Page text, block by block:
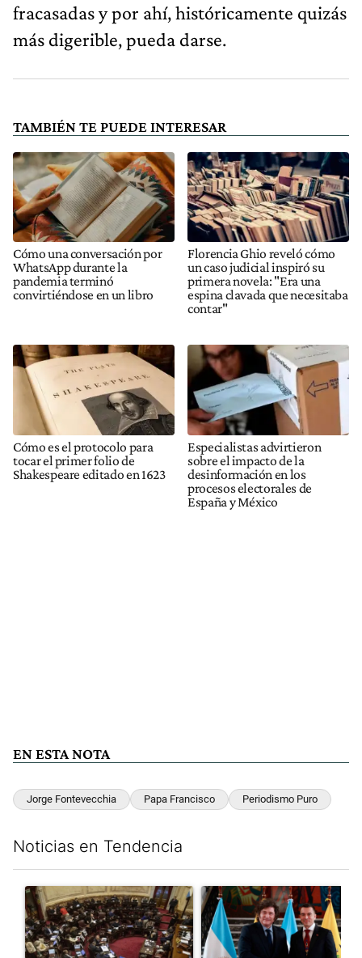
fracasadas y por ahí, históricamente quizás
más digerible, pueda darse.
TAMBIÉN TE PUEDE INTERESAR
Cómo una conversación por
WhatsApp durante la
pandemia terminó
convirtiéndose en un libro
Florencia Ghio reveló cómo
un caso judicial inspiró su
primera novela: "Era una
espina clavada que necesitaba
contar"
Cómo es el protocolo para
tocar el primer folio de
Shakespeare editado en 1623
Especialistas advirtieron
sobre el impacto de la
desinformación en los
procesos electorales de
España y México
EN ESTA NOTA
Jorge Fontevecchia Papa Francisco Periodismo Puro
Noticias en Tendencia
Un artículo de tendencia con el título "El Senado dio media
Un artículo de tendencia con